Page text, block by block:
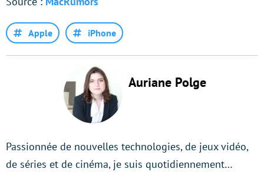
Apple iPhone
Auriane Polge
Passionnée de nouvelles technologies, de jeux vidéo,
de séries et de cinéma, je suis quotidiennement…